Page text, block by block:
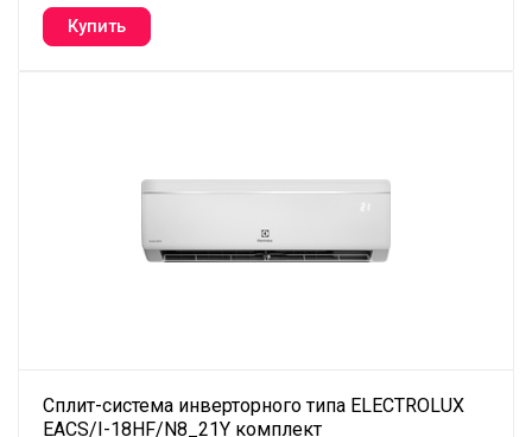
Сплит-система инверторного типа ELECTROLUX
EACS/I-18HF/N8_21Y комплект